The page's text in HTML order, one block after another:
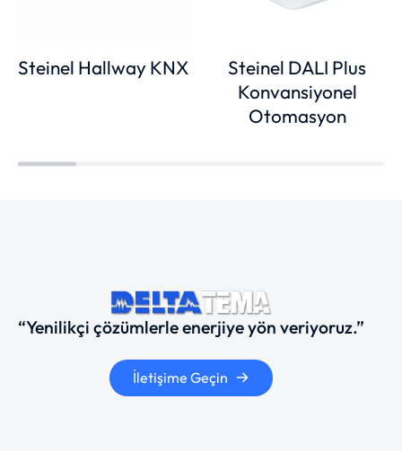
Steinel Hallway KNX
Steinel DALI Plus
Konvansiyonel
Otomasyon
“Yenilikçi çözümlerle enerjiye yön veriyoruz.”
İletişime Geçin